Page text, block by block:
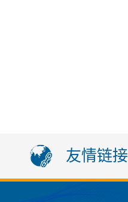
友情链接